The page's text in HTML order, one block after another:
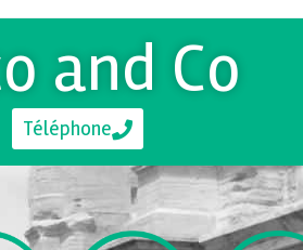
and Co
Téléphone